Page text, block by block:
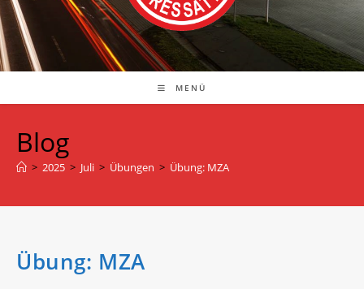
MENÜ
Blog
> 2025 > Juli > Übungen > Übung: MZA
Übung: MZA